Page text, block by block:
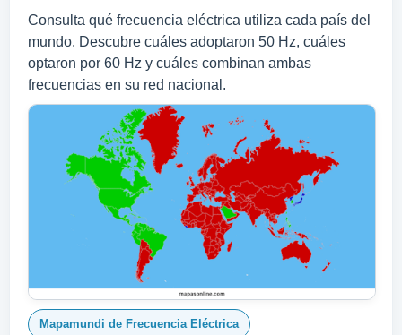
Consulta qué frecuencia eléctrica utiliza cada país del
mundo. Descubre cuáles adoptaron 50 Hz, cuáles
optaron por 60 Hz y cuáles combinan ambas
frecuencias en su red nacional.
Mapamundi de Frecuencia Eléctrica